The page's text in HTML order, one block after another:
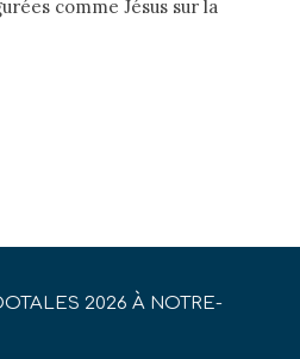
comme Jésus sur la
2026 À NOTRE-